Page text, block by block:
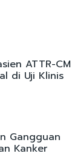
ATTR-CM
di Uji Klinis
Gangguan
Kanker